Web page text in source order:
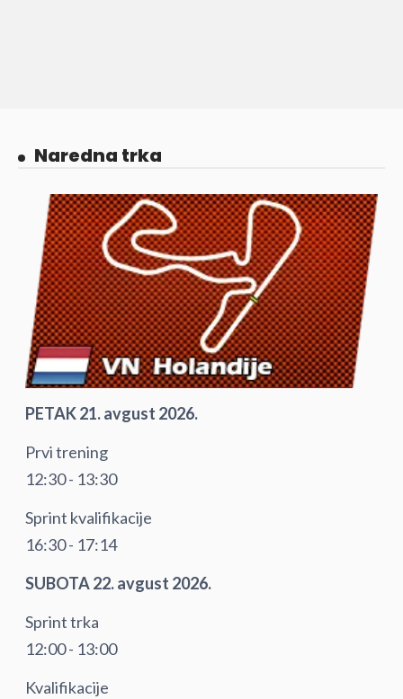
Naredna trka
PETAK 21. avgust 2026.
Prvi trening
12:30 - 13:30
Sprint kvalifikacije
16:30 - 17:14
SUBOTA 22. avgust 2026.
Sprint trka
12:00 - 13:00
Kvalifikacije